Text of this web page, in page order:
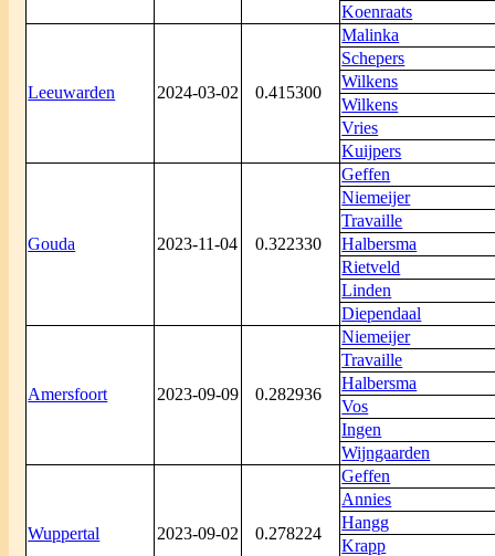
Koenraats
Leeuwarden 2024-03-02 0.415300
Malinka
Schepers
Wilkens
Wilkens
Vries
Kuijpers
Gouda 2023-11-04 0.322330
Geffen
Niemeijer
Travaille
Halbersma
Rietveld
Linden
Diependaal
Amersfoort 2023-09-09 0.282936
Niemeijer
Travaille
Halbersma
Vos
Ingen
Wijngaarden
Wuppertal 2023-09-02 0.278224
Geffen
Annies
Hangg
Krapp